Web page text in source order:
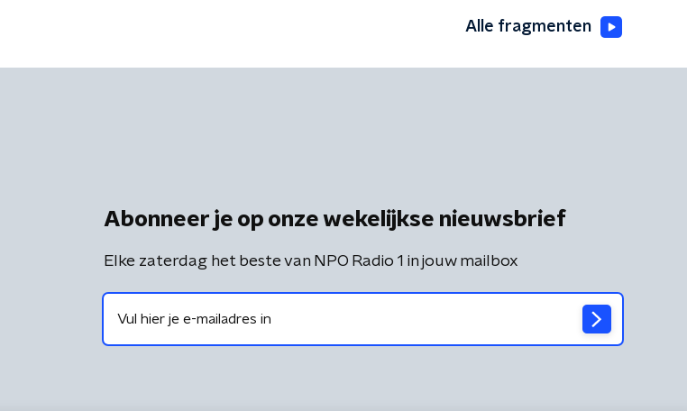
Alle fragmenten
Abonneer je op onze wekelijkse nieuwsbrief
Elke zaterdag het beste van NPO Radio 1 in jouw mailbox